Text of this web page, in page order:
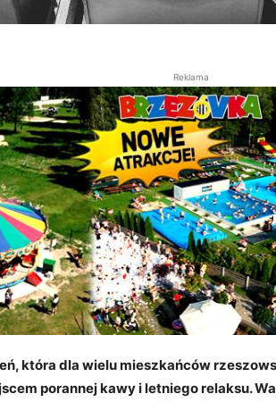
Reklama
która dla wielu mieszkańców
porannej kawy i letniego relaksu.